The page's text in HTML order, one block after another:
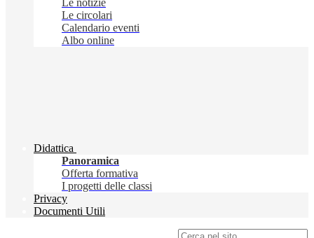
Le notizie
Le circolari
Calendario eventi
Albo online
Didattica
Panoramica
Offerta formativa
I progetti delle classi
Privacy
Documenti Utili